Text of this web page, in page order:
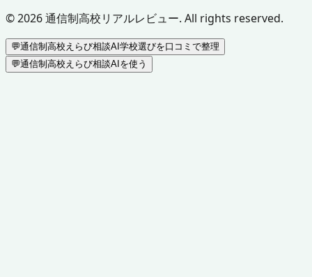
©2026通信制高校リアルレビュー. All rights reserved.
💬通信制高校えらび相談AI 学校選びを口コミで整理
💬通信制高校えらび相談AIを使う